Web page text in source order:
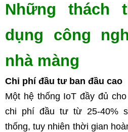
Những thách
dụng công
nhà màng
Chi phí đầu tư ban đầu cao
Một hệ thống IoT đầy đủ
chi phí đầu tư từ 25-40%
thống, tuy nhiên thời gian